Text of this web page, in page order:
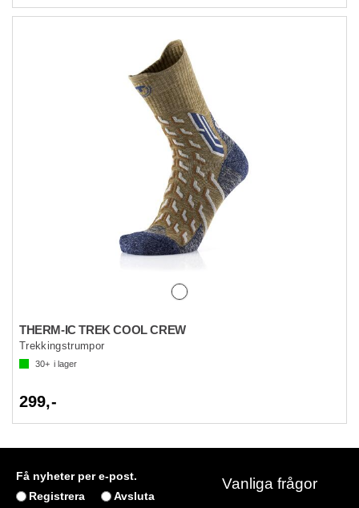
THERM-IC TREK COOL CREW
Trekkingstrumpor
30+ i lager
299,-
Få nyheter per e-post.
Registrera
Avsluta
Vanliga frågor